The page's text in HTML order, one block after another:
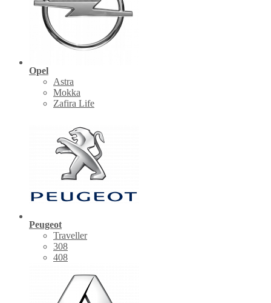
Opel
Astra
Mokka
Zafira Life
Peugeot
Traveller
308
408